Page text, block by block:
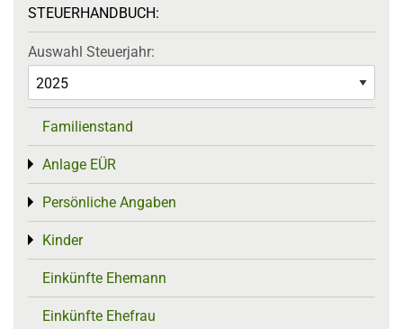
STEUERHANDBUCH:
Auswahl Steuerjahr:
Familienstand
Anlage EÜR
Toggle menu
Persönliche Angaben
Toggle menu
Kinder
Toggle menu
Einkünfte Ehemann
Einkünfte Ehefrau